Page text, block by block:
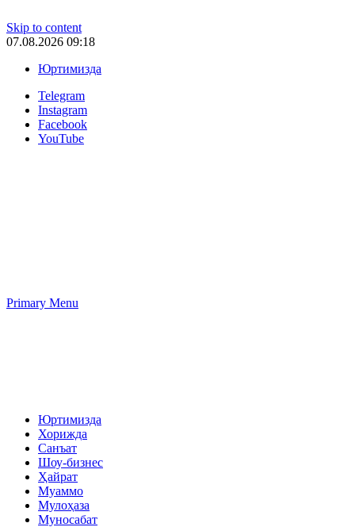
Skip to content
07.08.2026 09:18
Юртимизда
Telegram
Instagram
Facebook
YouTube
Primary Menu
Юртимизда
Хорижда
Санъат
Шоу-бизнес
Ҳайрат
Муаммо
Мулоҳаза
Муносабат